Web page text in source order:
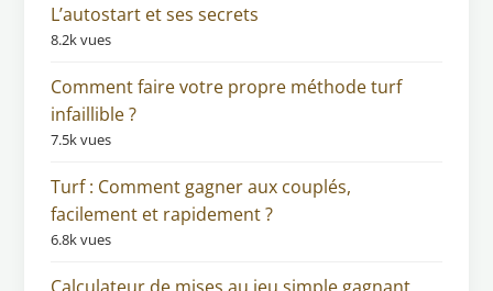
L’autostart et ses secrets
8.2k vues
Comment faire votre propre méthode turf
infaillible ?
7.5k vues
Turf : Comment gagner aux couplés,
facilement et rapidement ?
6.8k vues
Calculateur de mises au jeu simple gagnant